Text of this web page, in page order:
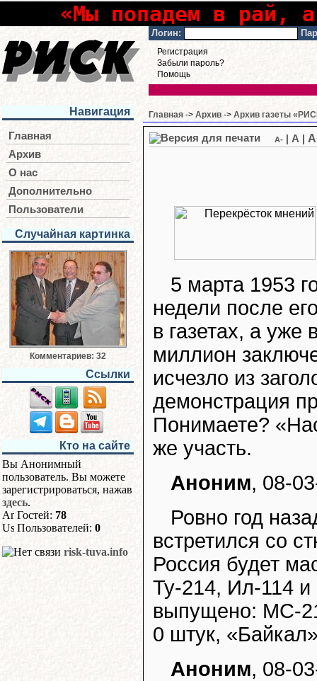
«Мы попадем в рай,
Логин:
Регистрация
Забыли пароль?
Помощь
Навигация
Главная
Архив
О нас
Дополнительно
Пользователи
Случайная картинка
Комментариев: 32
Ссылки
Кто на сайте
Вы Анонимный
пользователь. Вы можете
зарегистрироваться, нажав
здесь.
Гостей: 78
Пользователей: 0
risk-tuva.info
Главная -> Архив -> Архив газеты
A- A
5 марта 1953
недели после
в газетах, а
миллион
исчезло из
демонстрация
Понимаете?
же участь.
Аноним, 08-
Ровно год
встретился со
Россия будет
Ту-214, Ил-114
выпущено: МС-
0 штук,
Аноним, 08-